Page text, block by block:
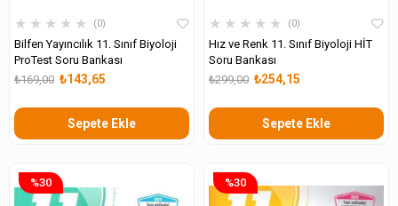
★ ★ ★ ★ ★ 0
Bilfen Yayıncılık 11. Sınıf Biyoloji
ProTest Soru Bankası
₺143,65
₺169,00
Sepete Ekle
★ ★ ★ ★ ★ 0
Hız ve Renk 11. Sınıf Biyoloji HİT
Soru Bankası
₺254,15
₺299,00
Sepete Ekle
%30 %30